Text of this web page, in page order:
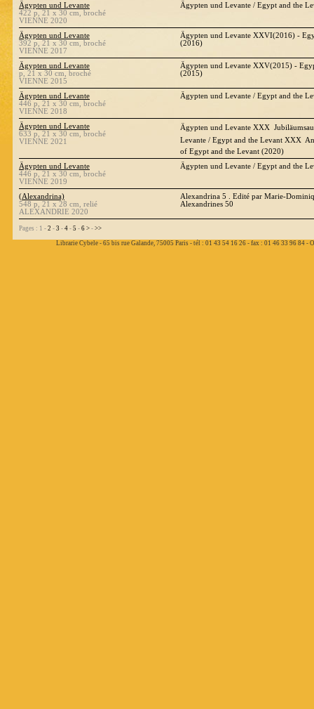
Ägypten und Levante
422 p, 21 x 30 cm, broché
VIENNE 2020
Ägypten und Levante / Egypt and the
Ägypten und Levante
392 p, 21 x 30 cm, broché
VIENNE 2017
Ägypten und Levante XXVI(2016) -
(2016)
Ägypten und Levante
p, 21 x 30 cm, broché
VIENNE 2015
Ägypten und Levante XXV(2015) -
(2015)
Ägypten und Levante
446 p, 21 x 30 cm, broché
VIENNE 2018
Ägypten und Levante / Egypt and the
Ägypten und Levante
633 p, 21 x 30 cm, broché
VIENNE 2021
Ägypten und Levante XXX 
Levante / Egypt and the Levant XXX 
of Egypt and the Levant (2020)
Ägypten und Levante
446 p, 21 x 30 cm, broché
VIENNE 2019
Ägypten und Levante / Egypt and the
(Alexandrina)
548 p, 21 x 28 cm, relié
ALEXANDRIE 2020
Alexandrina 5 . Edité par Marie-
Alexandrines 50
Pages : 1 - 2 - 3 - 4 - 5 - 6 > - >>
Librarie Cybele - 65 bis rue Galande, 75005 Paris - tél : 01 43 54 16 26 - fax : 01 46 33 96 84